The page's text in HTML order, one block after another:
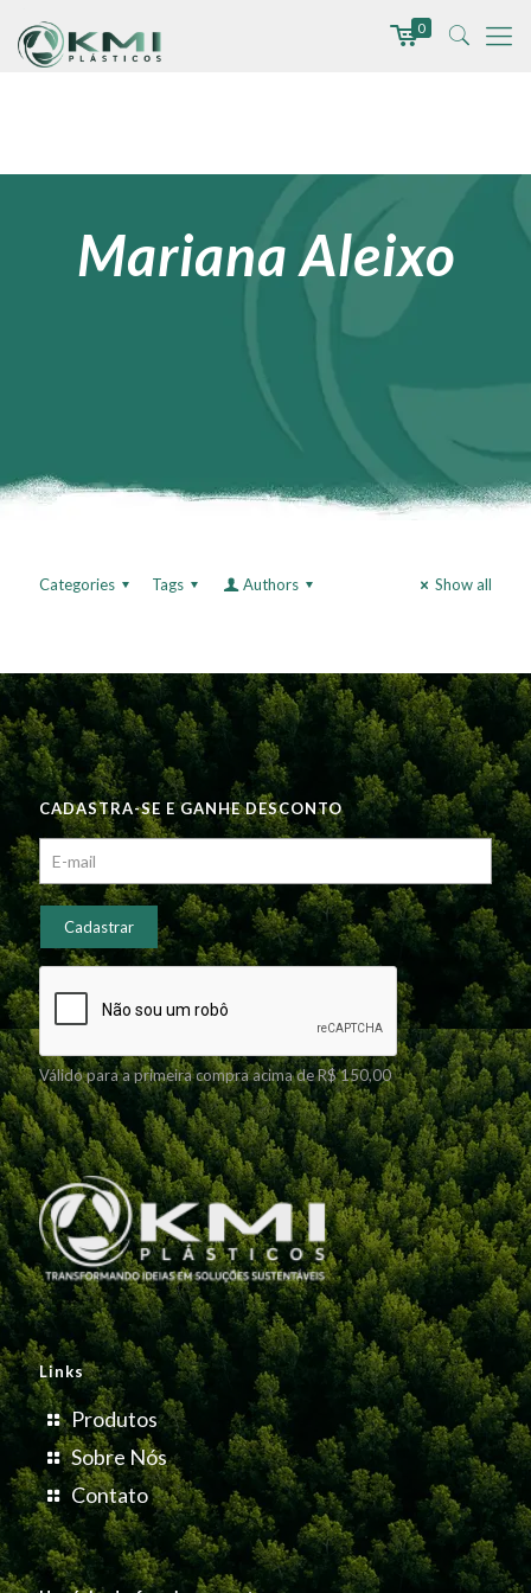
0
Mariana Aleixo
Categories Tags Authors Show all
CADASTRA-SE E GANHE DESCONTO
Válido para a primeira compra acima de R$ 150,00
Links
Produtos
Sobre Nós
Contato